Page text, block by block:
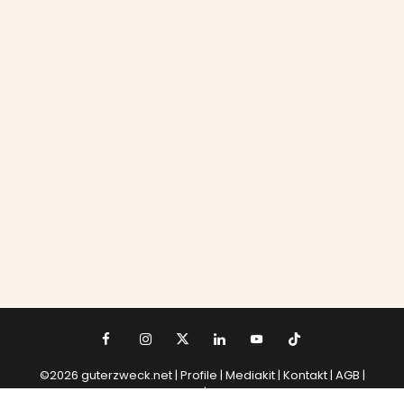
©2026 guterzweck.net | Profile | Mediakit| Kontakt| AGB |
Datenschutz|Impressum